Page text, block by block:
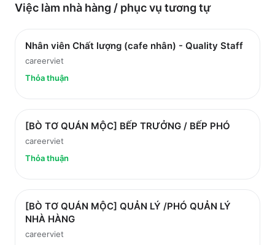
Việc làm nhà hàng / phục vụ tương tự
Nhân viên Chất lượng (cafe nhân) - Quality Staff
careerviet
Thỏa thuận
[BÒ TƠ QUÁN MỘC] BẾP TRƯỞNG / BẾP PHÓ
careerviet
Thỏa thuận
[BÒ TƠ QUÁN MỘC] QUẢN LÝ /PHÓ QUẢN LÝ
NHÀ HÀNG
careerviet